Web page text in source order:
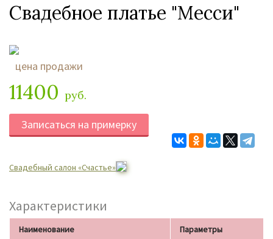
Свадебное платье "Месси"
цена продажи
11400 руб.
Записаться на примерку
Свадебный салон «Счастье»
Характеристики
Наименование Параметры